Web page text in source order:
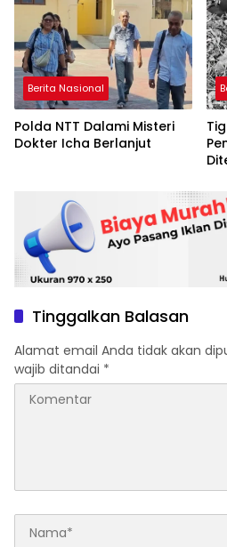
Berita Nasional
Polda NTT Dalami Misteri
Dokter Icha Berlanjut
Tinggalkan Balasan
Alamat email Anda tidak akan
wajib ditandai *